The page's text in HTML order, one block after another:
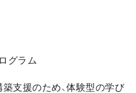
グラム
支援のため、体験型の学び